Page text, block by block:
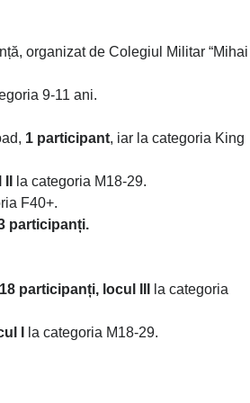
organizat de Colegiul Militar “Mihai
9-11 ani.
1 participant, iar la categoria King
la categoria M18-29.
F40+.
participanți.
18 participanți, locul III
la categoria
I
la categoria M18-29.